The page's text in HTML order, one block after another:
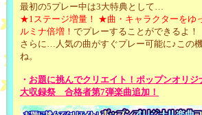
最初の5プレー中は3大特典として…
★1ステージ増量！ ★曲・キャラクターをゆ
ルミナ倍増！ でプレーすることができるよ！
さらに…人気の曲がすぐプレー可能に♪この
ね。
・ お題に挑んでクリエイト！ポップンオリ
大収録祭 合格者第7弾楽曲追加！